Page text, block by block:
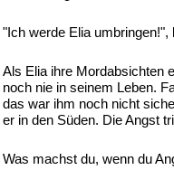
"Ich werde Elia umbringen!",
Als Elia ihre Mordabsichten
noch nie in seinem Leben.
das war ihm noch nicht
er in den Süden. Die Angst
Was machst du, wenn du